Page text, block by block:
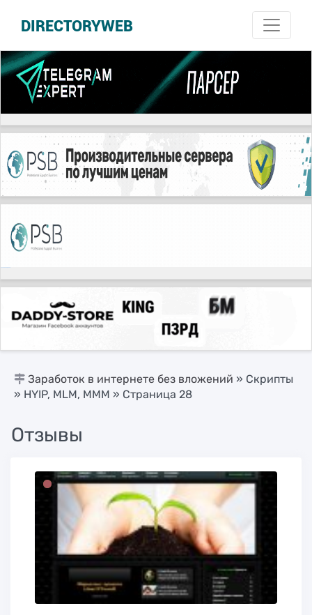
DIRECTORYWEB
Заработок в интернете без вложений » Скрипты
» HYIP, MLM, МММ » Страница 28
Отзывы